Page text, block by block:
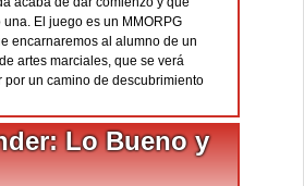
El juego es un MMORPG
encarnaremos al alumno de un
artes marciales, que se verá
por un camino de descubrimiento
Lo Bueno y